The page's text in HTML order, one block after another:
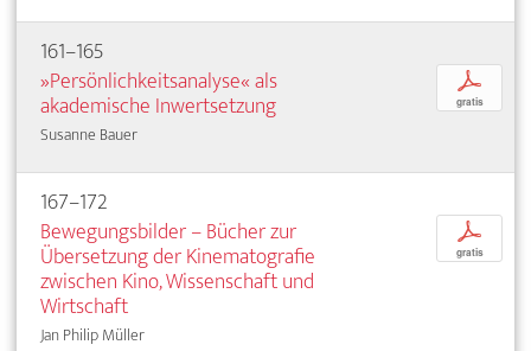
161–165
»Persönlichkeitsanalyse« als
akademische Inwertsetzung
Susanne Bauer
p
gratis
167–172
Bewegungsbilder – Bücher zur
Übersetzung der Kinematografie
zwischen Kino, Wissenschaft und
Wirtschaft
Jan Philip Müller
p
gratis